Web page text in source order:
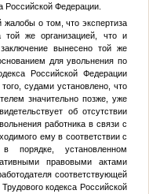
Российской Федерации.
жалобы о том, что экспертиза
той же организацией, что и
вынесено той же
для увольнения по
Российской Федерации
судами установлено, что
значительно позже, уже
об отсутствии
работника в связи с
ему в соответствии с
порядке, установленном
правовыми актами
соответствующей
кодекса Российской